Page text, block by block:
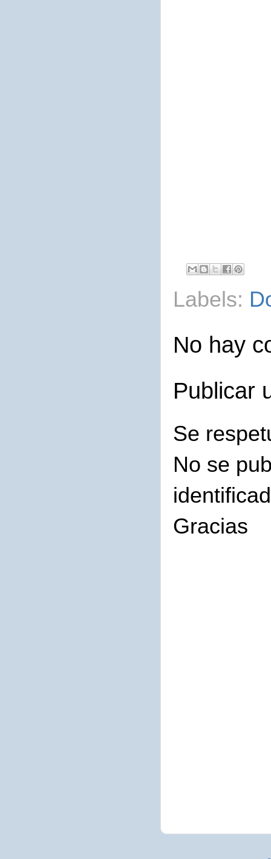
Labels:
No hay
Publicar
Se
No se
Gracias